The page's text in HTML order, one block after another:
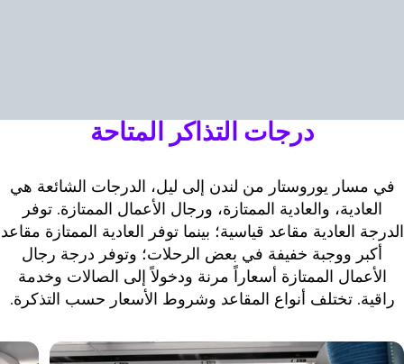
درجات التذاكر المتاحة
في مسار يوروستار من لندن إلى ليل، الدرجات الشائعة هي
العادية، والعادية الممتازة، ورجال الأعمال الممتازة. توفر
العادية مقاعد قياسية؛ بينما توفر العادية الممتازة مقاعد
أكبر ووجبة خفيفة في بعض الرحلات؛ وتوفر درجة رجال
الأعمال الممتازة أسعاراً مرنة ودخولاً إلى الصالات وخدمة
راقية. تختلف أنواع المقاعد وشروط الأسعار حسب التذكرة.